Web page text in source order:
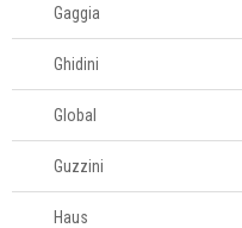
Televendas
61
996588122
Gaggia
Ghidini
Global
Guzzini
Haus